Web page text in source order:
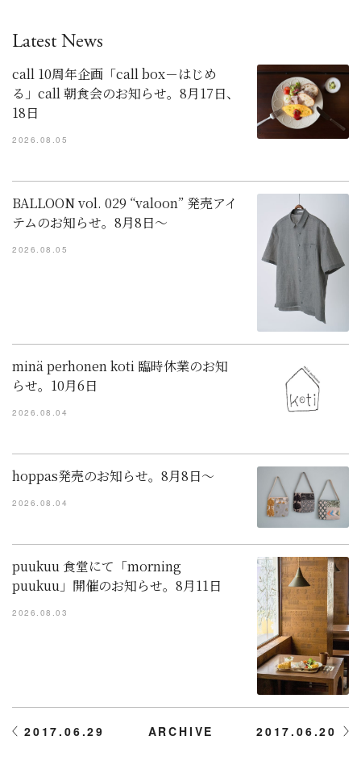
Latest News
call 10周年企画「call box－はじめ
る」call 朝食会のお知らせ。8月17日、
18日
2026.08.05
BALLOON vol. 029 “valoon” 発売アイ
テムのお知らせ。8月8日～
2026.08.05
minä perhonen koti 臨時休業のお知
らせ。10月6日
2026.08.04
hoppas発売のお知らせ。8月8日～
2026.08.04
puukuu 食堂にて「morning
puukuu」開催のお知らせ。8月11日
2026.08.03
2017.06.29 ARCHIVE 2017.06.20